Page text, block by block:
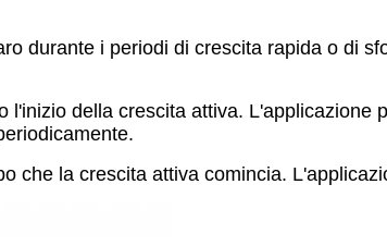
durante i periodi di crescita rapida o di
della crescita attiva. L'applicazione
che la crescita attiva comincia.